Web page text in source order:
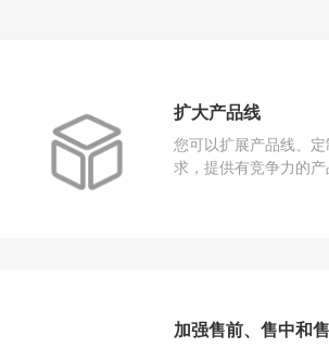
扩大产品线
您可以扩展产品线、
求，提供有竞争力的
加强售前、售中和